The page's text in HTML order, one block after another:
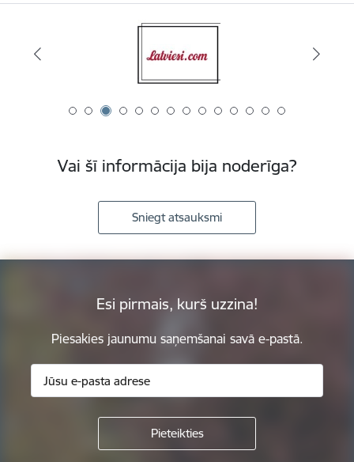
Vai šī informācija bija noderīga?
Sniegt atsauksmi
Esi pirmais, kurš uzzina!
Piesakies jaunumu saņemšanai savā e-pastā.